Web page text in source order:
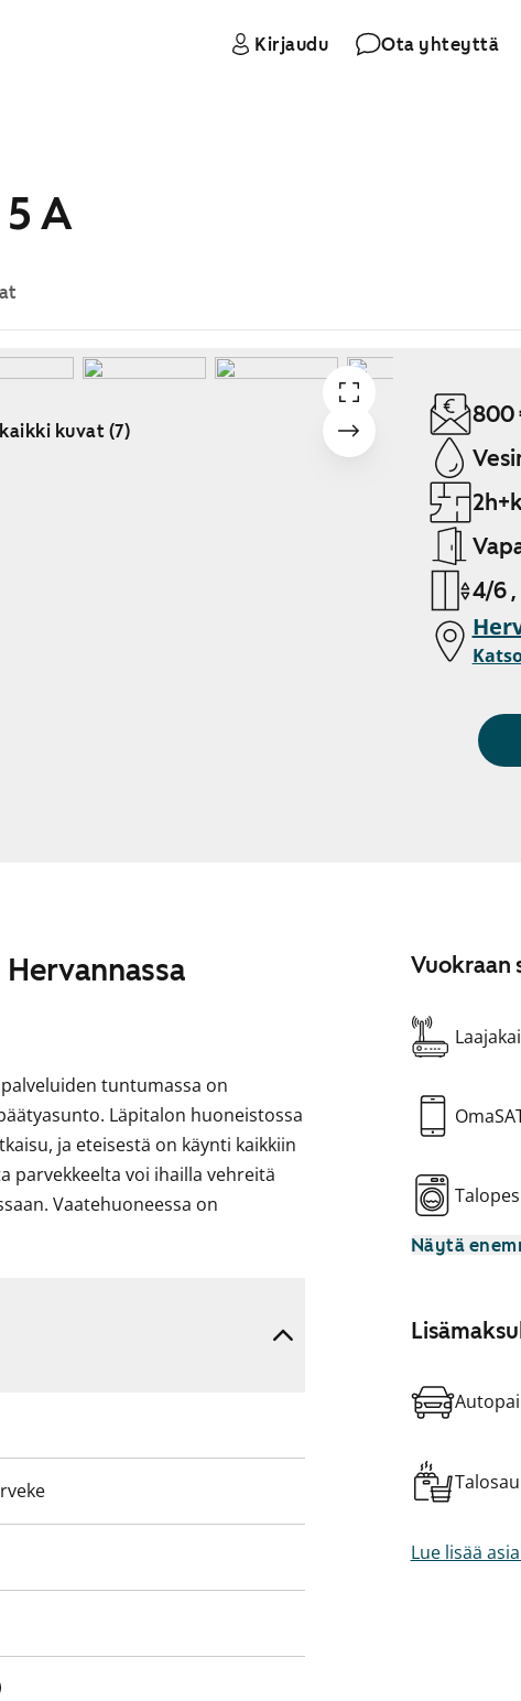
Kirjaudu Ota yhteyttä
A
kuvat (7)
800
4/6 ,
tuntumassa on
Läpitalon huoneistossa
ja eteisestä on käynti kaikkiin
parvekkeelta voi ihailla vehreitä
Vaatehuoneessa on
liesi ja
tutustumaan!
Vuokraan
Näytä
Lue lisää